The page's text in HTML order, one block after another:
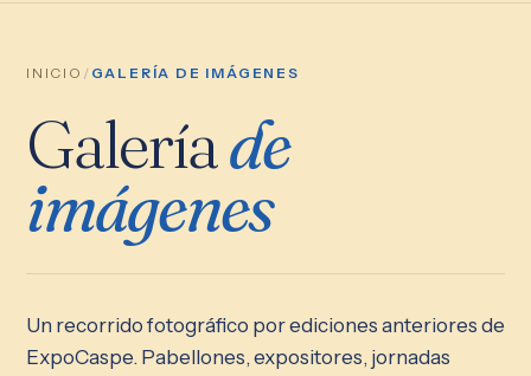
INICIO / GALERÍA DE IMÁGENES
Galeríade
imágenes
Un recorrido fotográfico por ediciones anteriores de
ExpoCaspe. Pabellones, expositores, jornadas